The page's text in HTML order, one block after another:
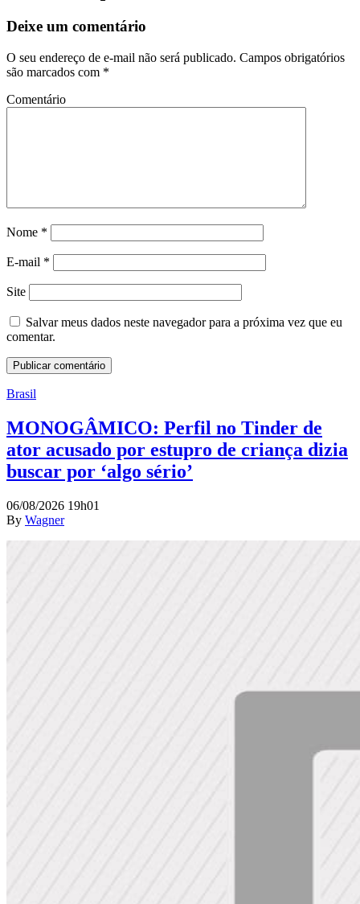
Deixe um comentário
O seu endereço de e-mail não será publicado. Campos obrigatórios
são marcados com *
Comentário
Nome *
E-mail *
Site
Salvar meus dados neste navegador para a próxima vez que eu
comentar.
Brasil
MONOGÂMICO: Perfil no Tinder de
ator acusado por estupro de criança dizia
buscar por ‘algo sério’
06/08/2026 19h01
By Wagner